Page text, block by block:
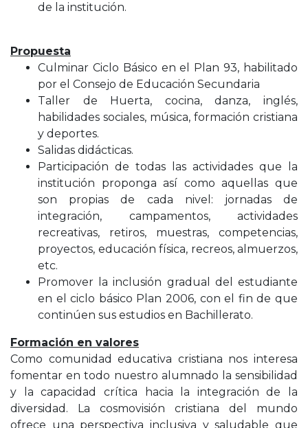
de la institución.
Propuesta
Culminar Ciclo Básico en el Plan 93, habilitado
por el Consejo de Educación Secundaria
Taller de Huerta, cocina, danza, inglés,
habilidades sociales, música, formación cristiana
y deportes.
Salidas didácticas.
Participación de todas las actividades que la
institución proponga así como aquellas que
son propias de cada nivel: jornadas de
integración, campamentos, actividades
recreativas, retiros, muestras, competencias,
proyectos, educación física, recreos, almuerzos,
etc.
Promover la inclusión gradual del estudiante
en el ciclo básico Plan 2006, con el fin de que
continúen sus estudios en Bachillerato.
Formación en valores
Como comunidad educativa cristiana nos interesa
fomentar en todo nuestro alumnado la sensibilidad
y la capacidad crítica hacia la integración de la
diversidad. La cosmovisión cristiana del mundo
ofrece una perspectiva inclusiva y saludable que